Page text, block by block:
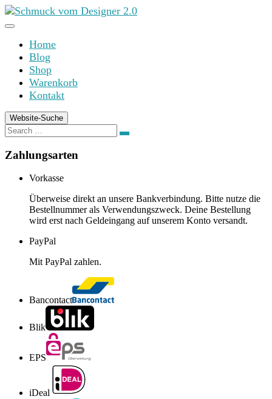
Zum
springen
Home
Blog
Shop
Warenkorb
Kontakt
Website-Suche
Search
for:
Search
Zahlungsarten
Vorkasse
Überweise direkt an unsere Bankverbindung. Bitte nutze die
Bestellnummer als Verwendungszweck. Deine Bestellung
wird erst nach Geldeingang auf unserem Konto versandt.
PayPal
Mit PayPal zahlen.
Bancontact
Blik
EPS
iDeal